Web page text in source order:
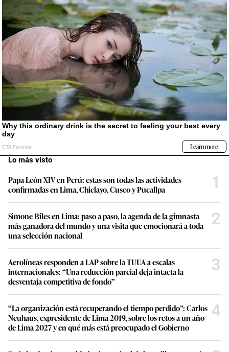
Lo más visto
Papa León XIV en Perú: estas son todas las actividades
confirmadas en Lima, Chiclayo, Cusco y Pucallpa
1
Simone Biles en Lima: paso a paso, la agenda de la gimnasta
más ganadora del mundo y una visita que emocionará a toda
una selección nacional
2
Aerolíneas responden a LAP sobre la TUUA a escalas
internacionales: “Una reducción parcial deja intacta la
desventaja competitiva de fondo”
3
“La organización está recuperando el tiempo perdido”: Carlos
Neuhaus, expresidente de Lima 2019, sobre los retos a un año
de Lima 2027 y en qué más está preocupado el Gobierno
4